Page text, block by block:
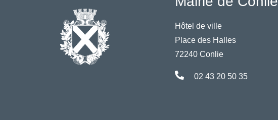
Hôtel de ville
Place des Halles
72240 Conlie
02 43 20 50 35